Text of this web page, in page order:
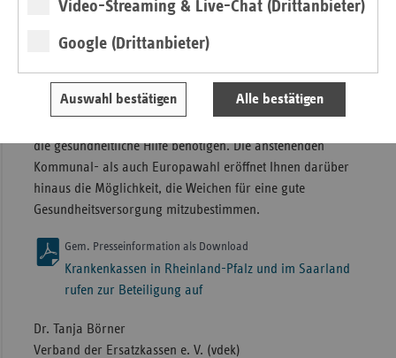
Video-Streaming & Live-Chat (Drittanbieter)
Google (Drittanbieter)
Auswahl bestätigen Alle bestätigen
bekennen wir uns klar als weltoffene und von Vielfalt
Form von Hetze, Hass, Diskriminierung und politisch
radikalen Strömungen. Mit unserer Einstellung stehen wir
die gesundheitliche Hilfe benötigen. Die anstehenden
Kommunal- als auch Europawahl eröffnet Ihnen darüber
hinaus die Möglichkeit, die Weichen für eine gute
Gesundheitsversorgung mitzubestimmen.
Gem. Presseinformation als Download
Krankenkassen in Rheinland-Pfalz und im Saarland
rufen zur Beteiligung auf
Dr. Tanja Börner
Verband der Ersatzkassen e. V. (vdek)